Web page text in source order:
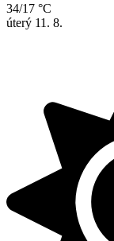
34/17 °C
úterý 11. 8.